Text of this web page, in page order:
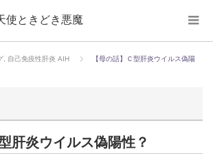
使ときどき悪魔
自己免疫性肝炎 AIH
【母の話】Ｃ型肝炎ウイルス偽陽
肝炎ウイルス偽陽性？